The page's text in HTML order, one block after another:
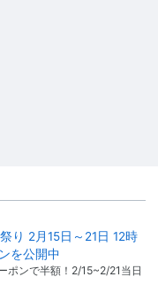
り 2月15日～21日 12時
を公開中
ポンで半額！2/15~2/21当日